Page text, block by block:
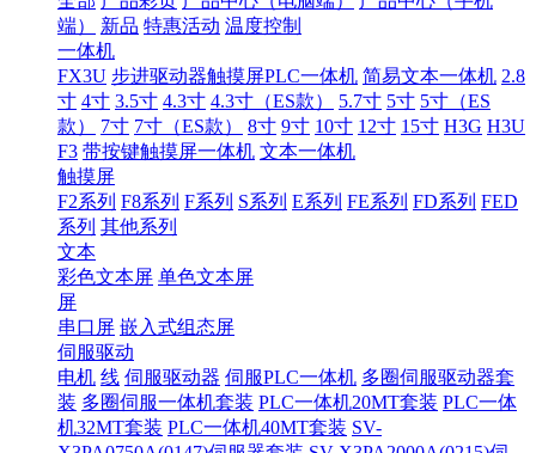
端）
新品 特惠活动 温度控制
一体机
FX3U 步进驱动器触摸屏PLC一体机 简易文本一体机 2.8
寸 4寸 3.5寸 4.3寸 4.3寸（ES款） 5.7寸 5寸 5寸（ES
款）
7寸 7寸（ES款） 8寸 9寸 10寸 12寸 15寸 H3G H3U
F3 带按键触摸屏一体机 文本一体机
触摸屏
F2系列 F8系列 F系列 S系列 E系列 FE系列 FD系列 FED
系列 其他系列
文本
彩色文本屏 单色文本屏
屏
串口屏 嵌入式组态屏
伺服驱动
电机 线 伺服驱动器 伺服PLC一体机 多圈伺服驱动器套
装 多圈伺服一体机套装 PLC一体机20MT套装 PLC一体
机32MT套装 PLC一体机40MT套装 SV-